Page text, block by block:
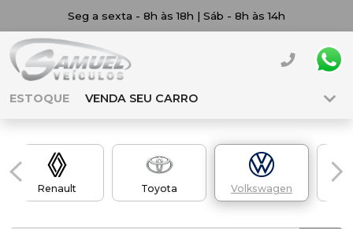
Seg a sexta - 8h às 18h | Sáb - 8h às 14h
ESTOQUE VENDA SEU CARRO
Renault Toyota Volkswagen